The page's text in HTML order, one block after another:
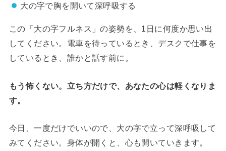
大の字で胸を開いて深呼吸する
この「大の字フルネス」の姿勢を、1日に何度か思い出
してください。電車を待っているとき、デスクで仕事を
しているとき、誰かと話す前に。
もう怖くない。立ち方だけで、あなたの心は軽くなりま
す。
今日、一度だけでいいので、大の字で立って深呼吸して
みてください。身体が開くと、心も開いていきます。